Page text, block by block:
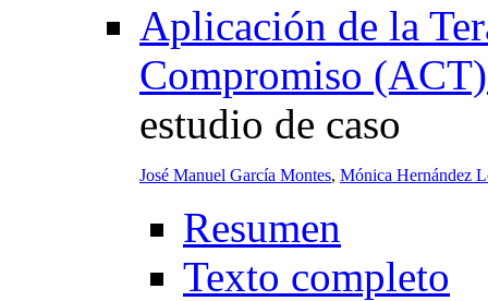
Aplicación de la
Compromiso
estudio de caso
José Manuel García Montes, Mónica Hernández
Resumen
Texto completo